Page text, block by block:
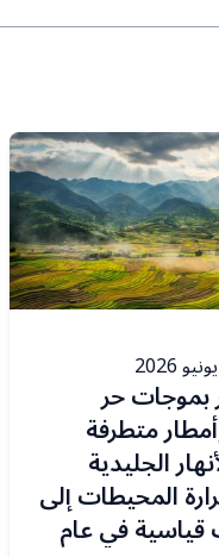
بموجات حر
متطرفة
الجليدية
المحيطات إلى
في عام